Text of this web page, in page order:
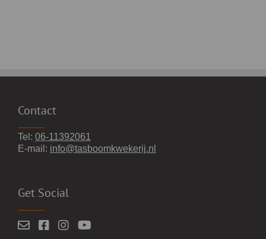
Contact
Tel: 06-11392061
E-mail: info@tasboomkwekerij.nl
Get Social